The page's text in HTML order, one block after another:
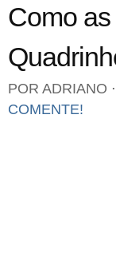
Como
POR ADRIANO ⋅
COMENTE!